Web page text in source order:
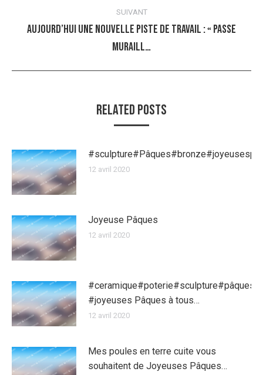
:
SUIVANT
suivant
Aujourd’hui une nouvelle piste de travail : « Passe
Muraill…
Related Posts
12 avril 2020
Joyeuse Pâques
12 avril 2020
#ceramique#poterie#sculpture#pâques
#joyeuses Pâques à tous…
12 avril 2020
Mes poules en terre cuite vous
souhaitent de Joyeuses Pâques…